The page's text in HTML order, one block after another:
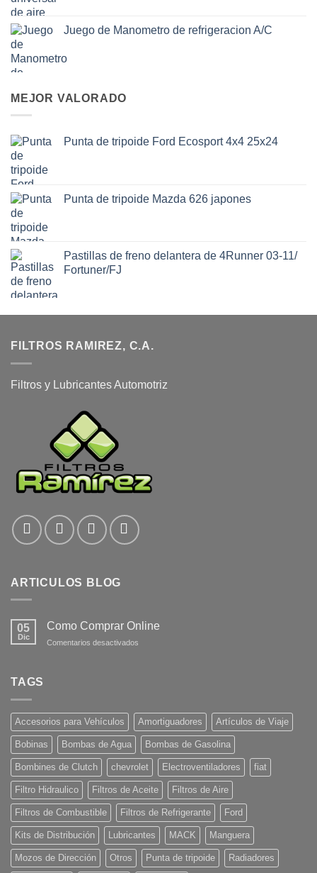
Juego de Manometro de refrigeracion A/C
MEJOR VALORADO
Punta de tripoide Ford Ecosport 4x4 25x24
Punta de tripoide Mazda 626 japones
Pastillas de freno delantera de 4Runner 03-11/
Fortuner/FJ
FILTROS RAMIREZ, C.A.
Filtros y Lubricantes Automotriz
ARTICULOS BLOG
05
Dic
Como Comprar Online
Comentarios desactivados
TAGS
Accesorios para Vehículos Amortiguadores Artículos de Viaje
Bobinas Bombas de Agua Bombas de Gasolina
Bombines de Clutch chevrolet Electroventiladores fiat
Filtro Hidraulico Filtros de Aceite Filtros de Aire
Filtros de Combustible Filtros de Refrigerante Ford
Kits de Distribución Lubricantes MACK Manguera
Mozos de Dirección Otros Punta de tripoide Radiadores